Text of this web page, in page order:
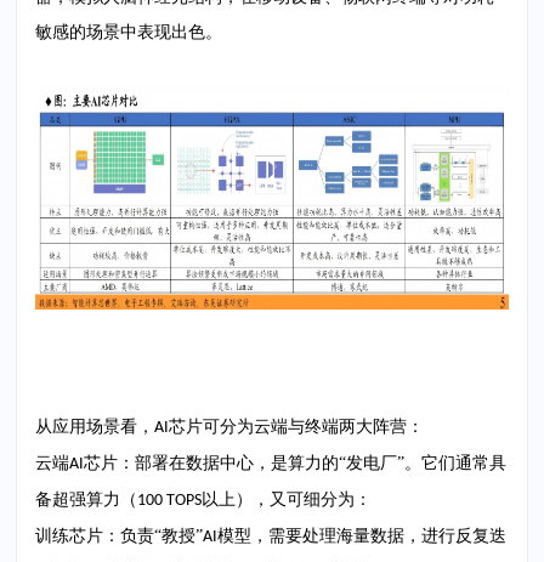
敏感的场景中表现出色。
从应用场景看，AI芯片可分为云端与终端两大阵营：
云端AI芯片：部署在数据中心，是算力的“发电厂”。它们通常具
备超强算力（ 100 TOPS以上），又可细分为：
训练芯片：负责“教授”AI模型，需要处理海量数据，进行反复迭